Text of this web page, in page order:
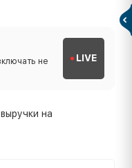
не
LIVE
на